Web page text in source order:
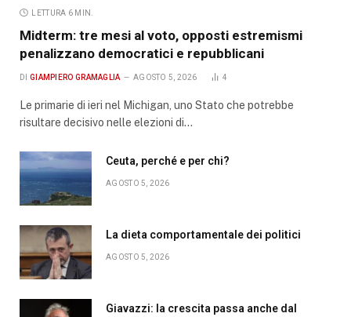
LETTURA 6 MIN.
Midterm: tre mesi al voto, opposti estremismi
penalizzano democratici e repubblicani
DI GIAMPIERO GRAMAGLIA AGOSTO 5, 2026 4
Le primarie di ieri nel Michigan, uno Stato che potrebbe
risultare decisivo nelle elezioni di…
Ceuta, perché e per chi?
AGOSTO 5, 2026
La dieta comportamentale dei politici
AGOSTO 5, 2026
Giavazzi: la crescita passa anche dal